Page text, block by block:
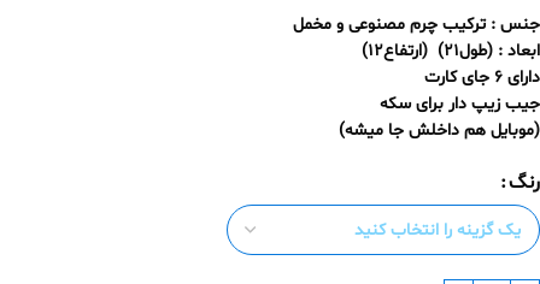
جنس : ترکیب چرم مصنوعی و مخمل
ابعاد : (طول21) (ارتفاع12)
دارای 6 جای کارت
جیب زیپ دار برای سکه
(موبایل هم داخلش جا میشه)
رنگ